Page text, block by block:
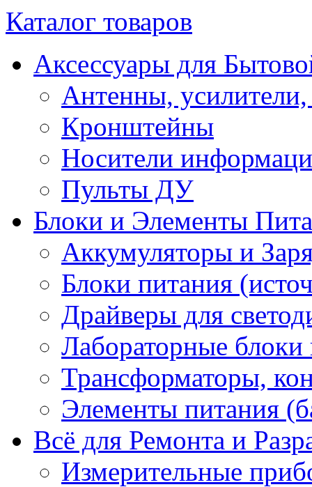
Каталог товаров
Аксессуары для
Антенны, усилители,
Кронштейны
Носители
Пульты ДУ
Блоки и Элементы
Аккумуляторы и
Блоки питания
Драйверы для
Лабораторные блоки
Трансформаторы,
Элементы питания
Всё для Ремонта и
Измерительные